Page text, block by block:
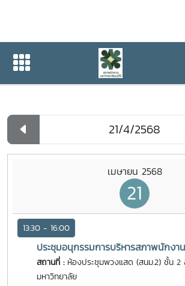
ปฏิทินกิจกรรมของหน่ว
ปฏิทินกิจกรรมของหน่วยงาน
เมษายน 2568
21
13:30 - 16:00
ประชุมอนุกรรมการบริหารสภาพนักง
สถานที่ : ห้องประชุมพวงแสด (สนม.2) ชั้น 2
มหาวิทยาลัย